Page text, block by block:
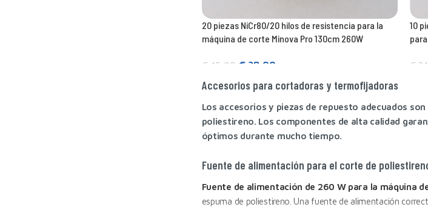
20 piezas NiCr80/20 hilos de resistencia para la
máquina de corte Minova Pro 130cm 260W
€ 45,00 €38,00
Añadir a la cesta
10
€
Accesorios para cortadoras y termofijadoras
Los accesorios y piezas de repuesto adecuados
poliestireno. Los componentes de alta calidad
óptimos durante mucho tiempo.
Fuente de alimentación para el corte de
Fuente de alimentación de 260 W para la máquina
espuma de poliestireno. Una fuente de alimentación